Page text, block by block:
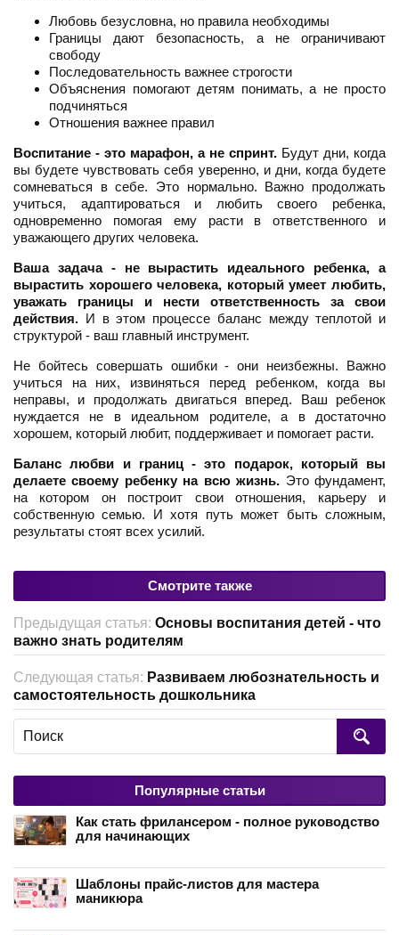
Любовь безусловна, но правила необходимы
Границы дают безопасность, а не ограничивают
свободу
Последовательность важнее строгости
Объяснения помогают детям понимать, а не просто
подчиняться
Отношения важнее правил
Воспитание - это марафон, а не спринт. Будут дни, когда
вы будете чувствовать себя уверенно, и дни, когда будете
сомневаться в себе. Это нормально. Важно продолжать
учиться, адаптироваться и любить своего ребенка,
одновременно помогая ему расти в ответственного и
уважающего других человека.
Ваша задача - не вырастить идеального ребенка, а
вырастить хорошего человека, который умеет любить,
уважать границы и нести ответственность за свои
действия. И в этом процессе баланс между теплотой и
структурой - ваш главный инструмент.
Не бойтесь совершать ошибки - они неизбежны. Важно
учиться на них, извиняться перед ребенком, когда вы
неправы, и продолжать двигаться вперед. Ваш ребенок
нуждается не в идеальном родителе, а в достаточно
хорошем, который любит, поддерживает и помогает расти.
Баланс любви и границ - это подарок, который вы
делаете своему ребенку на всю жизнь. Это фундамент,
на котором он построит свои отношения, карьеру и
собственную семью. И хотя путь может быть сложным,
результаты стоят всех усилий.
Смотрите также
Предыдущая статья: Основы воспитания детей - что
важно знать родителям
Следующая статья: Развиваем любознательность и
самостоятельность дошкольника
Популярные статьи
Как стать фрилансером - полное руководство
для начинающих
Шаблоны прайс-листов для мастера
маникюра